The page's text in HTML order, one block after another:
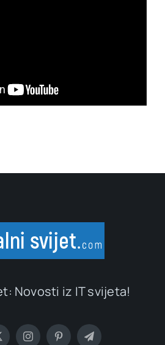
Novosti iz IT svijeta!